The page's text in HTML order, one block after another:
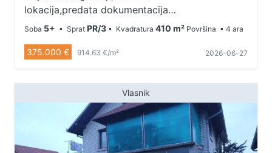
lokacija,predata dokumentacija
svoj na svome,12 odvojenih
Soba 5+ • Sprat PR/3 • Kvadratura 410 m² Površina • 4 ara
375.000 € 914.63 €/m² 2026-06-27
Vlasnik